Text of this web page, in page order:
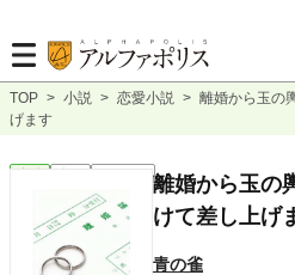
TOP > 小説 > 恋愛小説 > 離婚から玉の
げます
離婚から玉の
けて差し上げ
青の雀